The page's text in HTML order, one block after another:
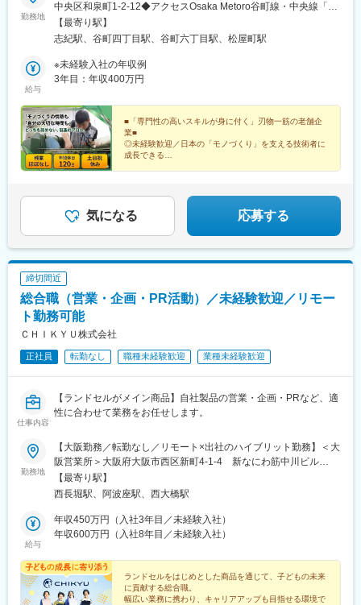
勤務地
中央区和泉町1-2-12◆アクセスOsaka Metoro谷町線・中央線「谷
町四丁目」駅8番出口より徒歩3分【八尾工場】大阪府八尾市太田
新町8-222※マイカー通勤OK！※転居を伴う転勤はありません◆ア
原」駅より車で11分・近鉄南大阪線「藤井寺」駅より車で15分
【最寄り駅】
志紀駅、谷町四丁目駅、谷町六丁目駅、松屋町駅
給与
※未経験入社の年収例
3年目：年収400万円
■「専門性の高いスキルが身に付く」刃物一筋の老舗企
業■
◎未経験歓迎／日本の「モノづくり」を支える技術者に
成長できる
気になる 応募する
締切間近
総合職（営業・企画・PR活動）／未経験歓迎／リモー
ト勤務可能
ＣＨＩＫＹＵ株式会社
正社員 転勤なし 職種未経験歓迎 業種未経験歓迎
仕事内容
【ランドセルがメイン商品】自社製品の営業・企画・PRなど、適
性に合わせて業務をお任せします。
勤務地
【大阪勤務／転勤なし／リモート×出社のハイブリット勤務】＜大
阪営業所＞大阪府大阪市西区新町4-1-4 新なにわ筋中川ビル
9F└「西長堀駅」より徒歩2分※受動喫煙対策：オフィス内禁煙
【最寄り駅】
西長堀駅、阿波座駅、西大橋駅
給与
年収450万円（入社3年目／未経験入社）
年収600万円（入社8年目／未経験入社）
ランドセルをはじめとした商品を通じて、子どもの未来
に貢献する総合職。
幅広い業務に携わり、キャリアアップも目指せる環境で